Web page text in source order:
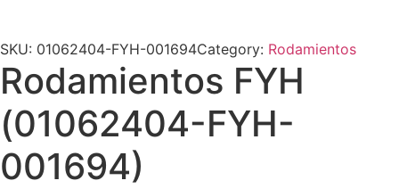
SKU: 01062404-FYH-001694Category: Rodamientos
Rodamientos FYH
(01062404-FYH-
001694)